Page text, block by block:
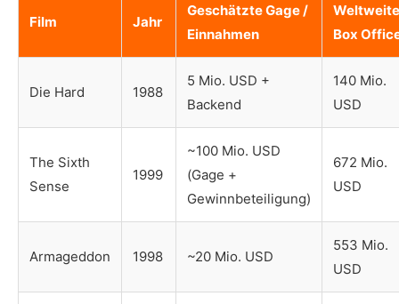
Film Jahr
Geschätzte Gage /
Einnahmen
Box
Die Hard 1988
5 Mio. USD +
Backend
140 Mio.
USD
The Sixth
Sense
1999
~100 Mio. USD
(Gage +
Gewinnbeteiligung)
672 Mio.
USD
Armageddon 1998 ~20 Mio. USD
553 Mio.
USD